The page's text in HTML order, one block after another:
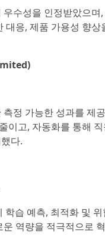
수성을 인정받았으
응, 제품 가용성 향
정 가능한 성과를 제
이고, 자동화를 통해
다.
습 예측, 최적화 및
역량을 적극적으로